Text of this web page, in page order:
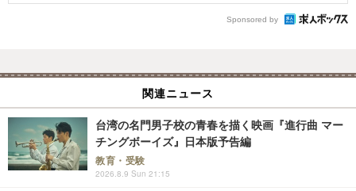
Sponsored by
関連ニュース
台湾の名門男子校の青春を描く映画『進行曲 マー
チングボーイズ』日本版予告編
教育・受験
2026.8.9 Sun 21:15